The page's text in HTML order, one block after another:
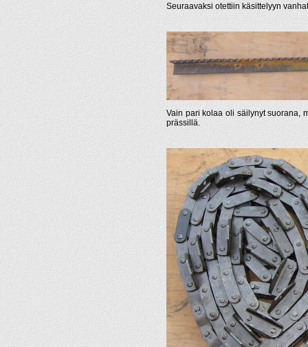
Seuraavaksi otettiin käsittelyyn
Vain pari kolaa oli säilynyt suorana,
prässillä.